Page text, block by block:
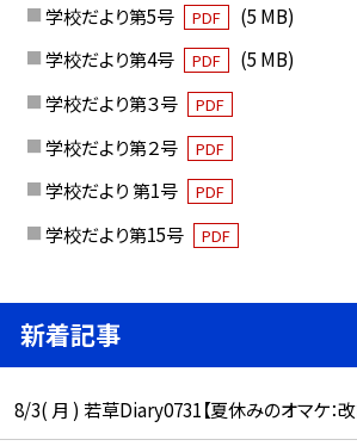
学校だより第5号 PDF
(5 MB)
学校だより第4号
PDF
(5 MB)
学校だより第３号
PDF
学校だより第２号 PDF
学校だより 第1号 PDF
学校だより第15号 PDF
新着記事
8/3( 月 ) 若草Diary0731【夏休みのオマケ：改